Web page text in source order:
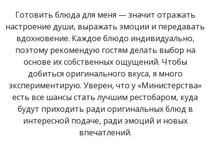
Готовить блюда для меня — значит отражать
настроение души, выражать эмоции и передавать
вдохновение. Каждое блюдо индивидуально,
поэтому рекомендую гостям делать выбор на
основе их собственных ощущений. Чтобы
добиться оригинального вкуса, я много
экспериментирую. Уверен, что у «Министерства»
есть все шансы стать лучшим рестобаром, куда
будут приходить ради оригинальных блюд в
интересной подаче, ради эмоций и новых
впечатлений.